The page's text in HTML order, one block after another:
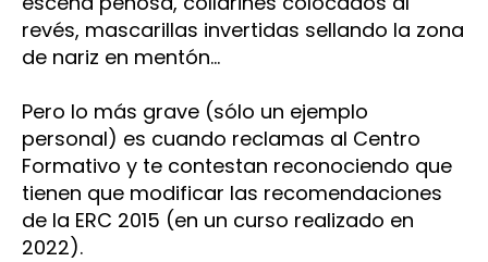
revés, mascarillas invertidas sellando la zona
de nariz en mentón…
Pero lo más grave (sólo un ejemplo
personal) es cuando reclamas al Centro
Formativo y te contestan reconociendo que
tienen que modificar las recomendaciones
de la ERC 2015 (en un curso realizado en
2022).